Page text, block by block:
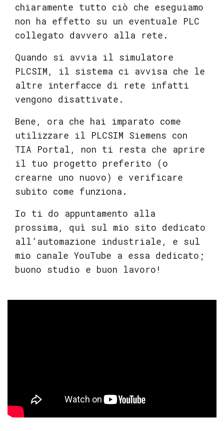
chiaramente tutto ciò che eseguiamo
non ha effetto su un eventuale PLC
collegato davvero alla rete.
Quando si avvia il simulatore
PLCSIM, il sistema ci avvisa che le
altre interfacce di rete infatti
vengono disattivate.
Bene, ora che hai imparato come
utilizzare il PLCSIM Siemens con
TIA Portal, non ti resta che aprire
il tuo progetto preferito (o
crearne uno nuovo) e verificare
subito come funziona.
Io ti do appuntamento alla
prossima, quì sul mio sito dedicato
all’automazione industriale, e sul
mio canale YouTube a essa dedicato;
buono studio e buon lavoro!